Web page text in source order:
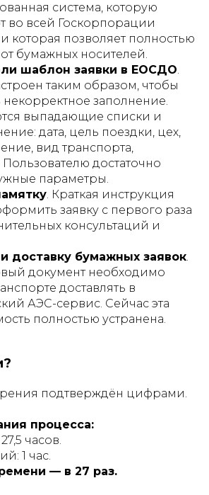
система, которую
во всей Госкорпорации
и которая позволяет полностью
от бумажных носителей.
шаблон заявки в ЕОСДО.
таким образом, чтобы
некорректное заполнение.
выпадающие списки и
дата, цель поездки, цех,
вид транспорта,
Пользователю достаточно
параметры.
. Краткая инструкция
заявку с первого раза
консультаций и
доставку бумажных заявок.
документ необходимо
доставлять в
АЭС-сервис. Сейчас эта
полностью устранена.
подтверждён цифрами.
процесса:
часов.
1 час.
— в 27 раз.